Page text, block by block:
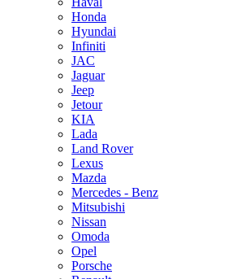
Honda
Hyundai
Infiniti
JAC
Jaguar
Jeep
Jetour
KIA
Lada
Land Rover
Lexus
Mazda
Mercedes - Benz
Mitsubishi
Nissan
Omoda
Opel
Porsche